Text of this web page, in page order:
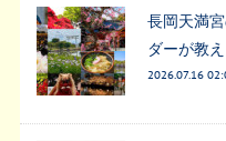
長岡天満
ダーが教え
2026.07.16